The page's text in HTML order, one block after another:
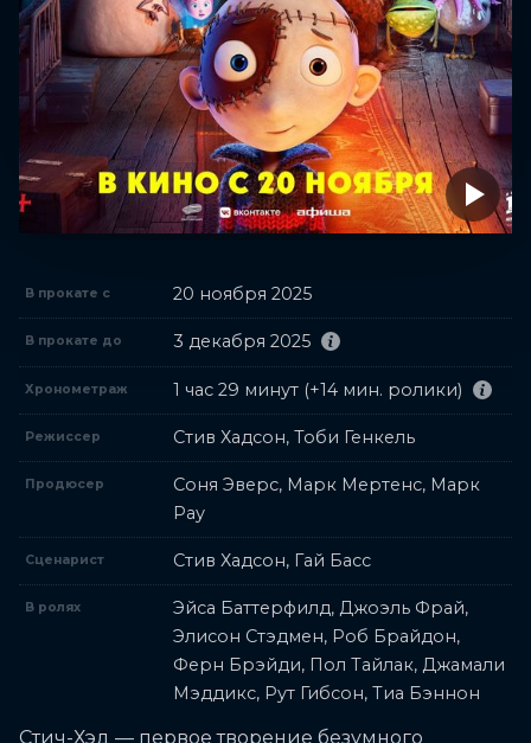
В прокате с 20 ноября 2025
В прокате до 3 декабря 2025
Хронометраж 1 час 29 минут (+14 мин. ролики)
Режиссер Стив Хадсон, Тоби Генкель
Продюсер
Соня Эверс, Марк Мертенс, Марк
Рау
Сценарист Стив Хадсон, Гай Басс
В ролях
Эйса Баттерфилд, Джоэль Фрай,
Элисон Стэдмен, Роб Брайдон,
Ферн Брэйди, Пол Тайлак, Джамали
Мэддикс, Рут Гибсон, Тиа Бэннон
Стич-Хэд — первое творение безумного